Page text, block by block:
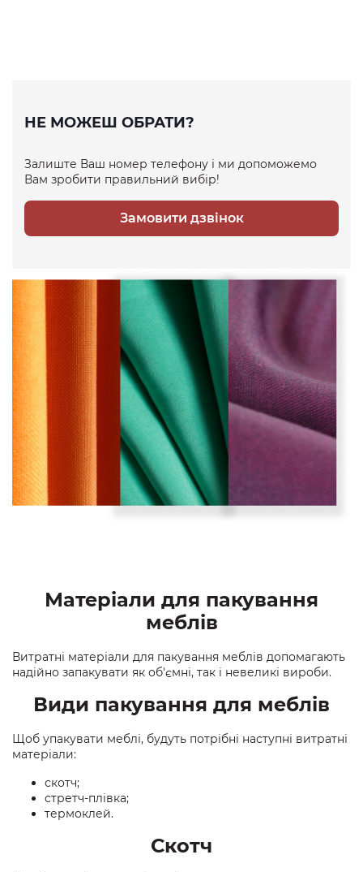
НЕ МОЖЕШ ОБРАТИ?
Залиште Ваш номер телефону і ми допоможемо
Вам зробити правильний вибір!
Замовити дзвінок
Матеріали для пакування
меблів
Витратні матеріали для пакування меблів допомагають
надійно запакувати як об'ємні, так і невеликі вироби.
Види пакування для меблів
Щоб упакувати меблі, будуть потрібні наступні витратні
матеріали:
скотч;
стретч-плівка;
термоклей.
Скотч